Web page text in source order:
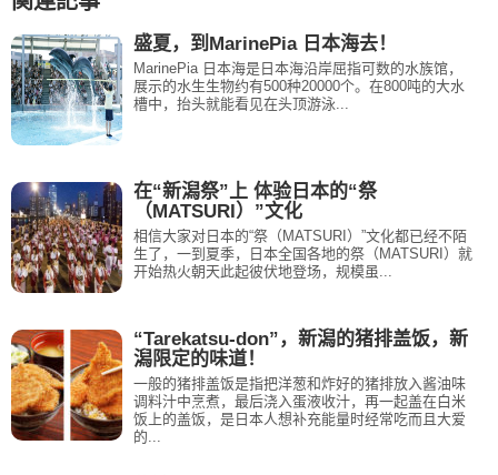
o
盛夏，到MarinePia 日本海去！
MarinePia 日本海是日本海沿岸屈指可数的水族馆，
展示的水生生物约有500种20000个。在800吨的大水
槽中，抬头就能看见在头顶游泳...
在“新潟祭”上 体验日本的“祭
（MATSURI）”文化
相信大家对日本的“祭（MATSURI）”文化都已经不陌
生了，一到夏季，日本全国各地的祭（MATSURI）就
开始热火朝天此起彼伏地登场，规模虽...
“Tarekatsu-don”，新潟的猪排盖饭，新
潟限定的味道！
一般的猪排盖饭是指把洋葱和炸好的猪排放入酱油味
调料汁中烹煮，最后浇入蛋液收汁，再一起盖在白米
饭上的盖饭，是日本人想补充能量时经常吃而且大爱
的...